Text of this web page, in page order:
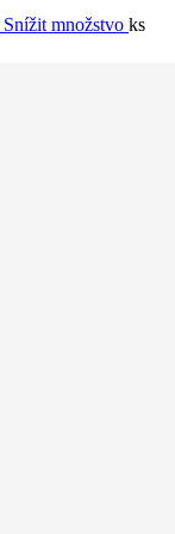
Snížit množstvo ks